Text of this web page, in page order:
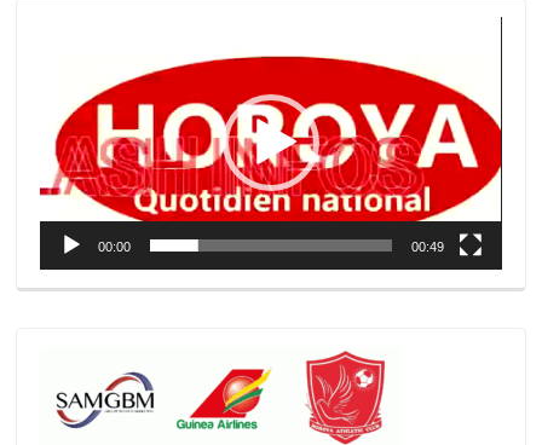
00:00 00:49